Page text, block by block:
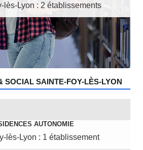
lès-Lyon : 2 établissements
SOCIAL SAINTE-FOY-LÈS-LYON
AUTONOMIE
lès-Lyon : 1 établissement